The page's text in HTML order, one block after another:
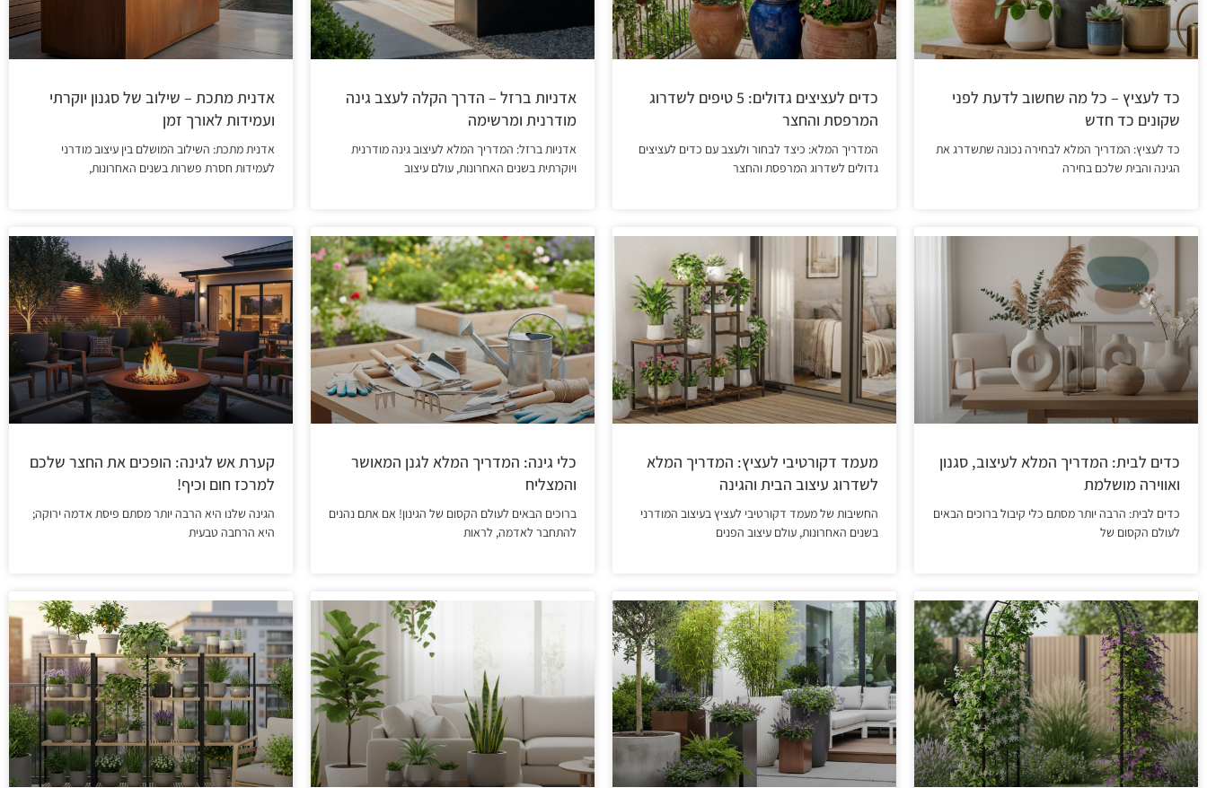
כד לעציץ – כל מה שחשוב לדעת לפני
שקונים כד חדש
כד לעציץ: המדריך המלא לבחירה נכונה שתשדרג את
הגינה והבית שלכם בחירה
כדים לעציצים גדולים: 5 טיפים לשדרוג
המרפסת והחצר
המדריך המלא: כיצד לבחור ולעצב עם כדים לעציצים
גדולים לשדרוג המרפסת והחצר
אדניות ברזל – הדרך הקלה לעצב גינה
מודרנית ומרשימה
אדניות ברזל: המדריך המלא לעיצוב גינה מודרנית
ויוקרתית בשנים האחרונות, עולם עיצוב
אדנית מתכת – שילוב של סגנון יוקרתי
ועמידות לאורך זמן
אדנית מתכת: השילוב המושלם בין עיצוב מודרני
לעמידות חסרת פשרות בשנים האחרונות,
כדים לבית: המדריך המלא לעיצוב, סגנון
ואווירה מושלמת
כדים לבית: הרבה יותר מסתם כלי קיבול ברוכים הבאים
לעולם הקסום של
מעמד דקורטיבי לעציץ: המדריך המלא
לשדרוג עיצוב הבית והגינה
החשיבות של מעמד דקורטיבי לעציץ בעיצוב המודרני
בשנים האחרונות, עולם עיצוב הפנים
כלי גינה: המדריך המלא לגנן המאושר
והמצליח
ברוכים הבאים לעולם הקסום של הגינון! אם אתם נהנים
להתחבר לאדמה, לראות
קערת אש לגינה: הופכים את החצר שלכם
למרכז חום וכיף!
הגינה שלנו היא הרבה יותר מסתם פיסת אדמה ירוקה;
היא הרחבה טבעית